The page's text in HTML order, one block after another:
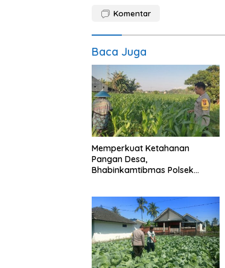
Komentar
Baca Juga
Memperkuat Ketahanan
Pangan Desa,
Bhabinkamtibmas Polsek